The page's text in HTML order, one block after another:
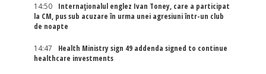
14:50
Internaţionalul englez Ivan Toney, care a participat
la CM, pus sub acuzare în urma unei agresiuni într-un club
de noapte
14:47
Health Ministry sign 49 addenda signed to continue
healthcare investments